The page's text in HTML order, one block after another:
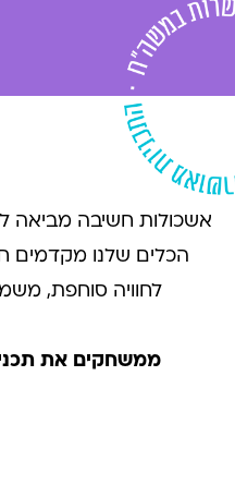
אשכולות חשיבה מביאה
הכלים שלנו מקדמים
לחוויה סוחפת,
ממשחקים את